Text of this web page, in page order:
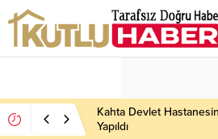
Kahta Devlet
Yapıldı